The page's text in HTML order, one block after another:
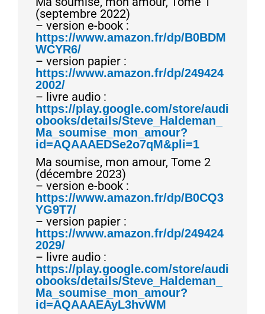
(septembre 2022)
– version e-book :
https://www.amazon.fr/dp/B0BDM
WCYR6/
– version papier :
https://www.amazon.fr/dp/249424
2002/
– livre audio :
https://play.google.com/store/audi
obooks/details/Steve_Haldeman_
Ma_soumise_mon_amour?
id=AQAAAEDSe2o7qM&pli=1
Ma soumise, mon amour, Tome 2
(décembre 2023)
– version e-book :
https://www.amazon.fr/dp/B0CQ3
YG9T7/
– version papier :
https://www.amazon.fr/dp/249424
2029/
– livre audio :
https://play.google.com/store/audi
obooks/details/Steve_Haldeman_
Ma_soumise_mon_amour?
id=AQAAAEAyL3hvWM